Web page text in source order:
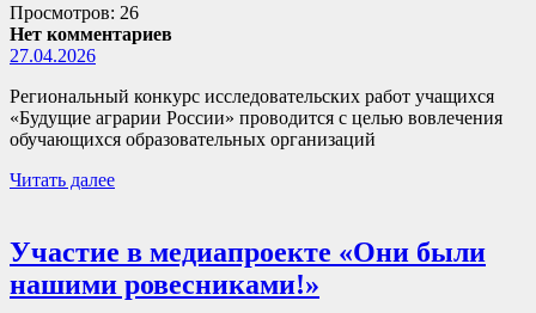
Просмотров: 26
Нет комментариев
27.04.2026
Региональный конкурс исследовательских работ учащихся
«Будущие аграрии России» проводится с целью вовлечения
обучающихся образовательных организаций
Читать далее
Участие в медиапроекте «Они были
нашими ровесниками!»